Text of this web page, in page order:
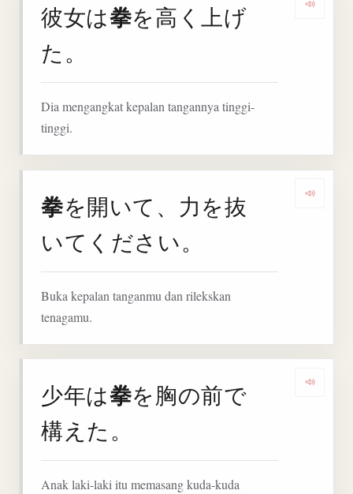
彼女は拳を高く上げ
た。
Dia mengangkat kepalan tangannya tinggi-
tinggi.
拳を開いて、力を抜
いてください。
Buka kepalan tanganmu dan rilekskan
tenagamu.
少年は拳を胸の前で
構えた。
Anak laki-laki itu memasang kuda-kuda